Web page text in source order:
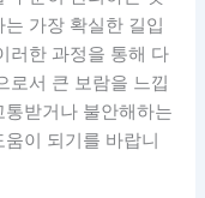
가장 확실한 길입
러한 과정을 통해 다
로서 큰 보람을 느낍
받거나 불안해하는
이 되기를 바랍니